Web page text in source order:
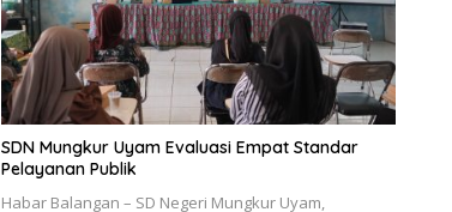
SDN Mungkur Uyam Evaluasi Empat Standar
Pelayanan Publik
Habar Balangan – SD Negeri Mungkur Uyam,